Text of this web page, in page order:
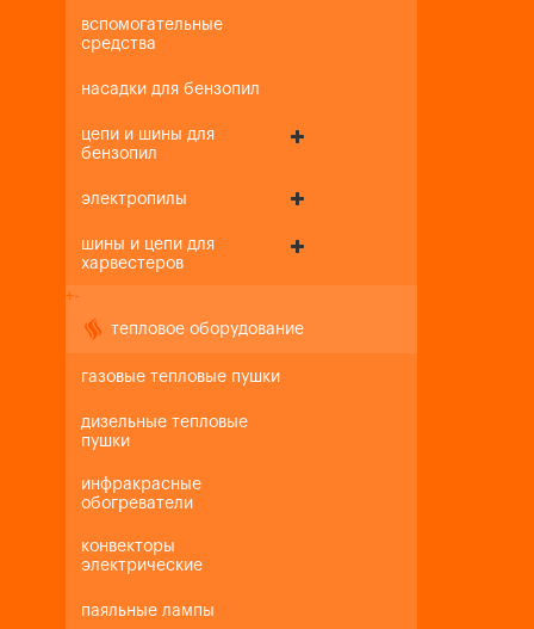
вспомогательные
средства
насадки для бензопил
цепи и шины для
бензопил
электропилы
шины и цепи для
харвестеров
+-
тепловое оборудование
газовые тепловые пушки
дизельные тепловые
пушки
инфракрасные
обогреватели
конвекторы
электрические
паяльные лампы